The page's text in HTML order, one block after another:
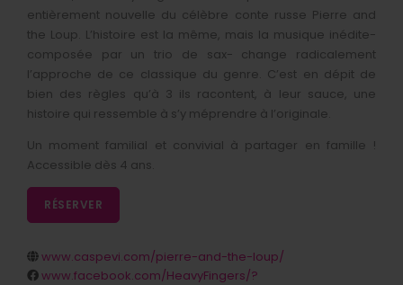
Buvette & restauration
Infos pratiques
Foire aux questions
Collection Cuivres en Dombes
Editions précédentes
Itinéraire singulier 2025
CD
DVD
Partenaires
Création spectacle De l'Eau
Galerie photos
entièrement nouvelle du célèbre conte russe Pierre and
the Loup. L’histoire est la même, mais la musique inédite-
composée par un trio de sax- change radicalement
l’approche de ce classique du genre. C’est en dépit de
bien des règles qu’à 3 ils racontent, à leur sauce, une
histoire qui ressemble à s’y méprendre à l’originale.
Un moment familial et convivial à partager en famille !
Accessible dès 4 ans.
RÉSERVER
www.caspevi.com/pierre-and-the-loup/
www.facebook.com/HeavyFingers/?